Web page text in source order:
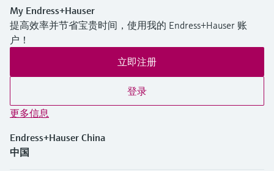
My Endress+Hauser
提高效率并节省宝贵时间，使用我的 Endress+Hauser 账
户！
立即注册
登录
更多信息
Endress+Hauser China
中国